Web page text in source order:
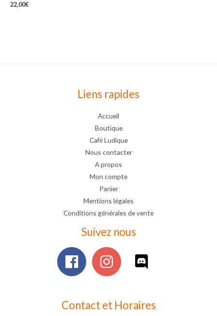
22,00€
Liens rapides
Accueil
Boutique
Café Ludique
Nous contacter
A propos
Mon compte
Panier
Mentions légales
Conditions générales de vente
Suivez nous
Contact et Horaires